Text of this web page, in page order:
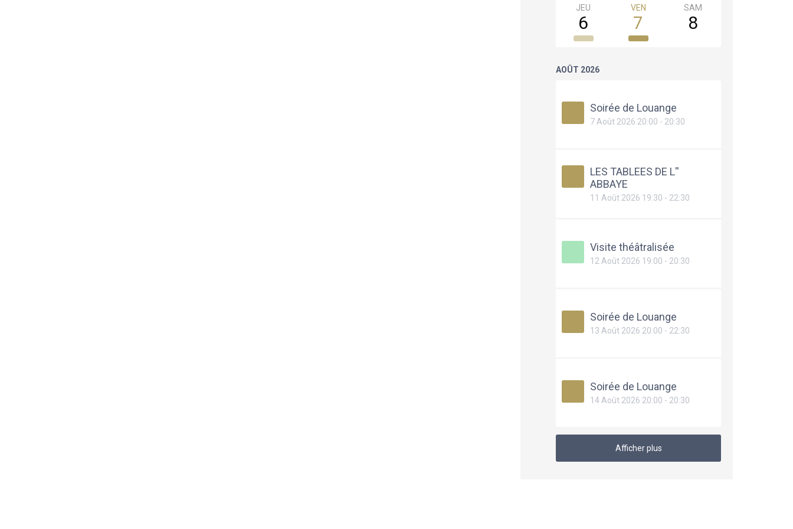
JEU
6
VEN
7
SAM
8
AOÛT 2026
Soirée de Louange
7 Août 2026 20:00 - 20:30
LES TABLEES DE L''
ABBAYE
11 Août 2026 19:30 - 22:30
Visite théâtralisée
12 Août 2026 19:00 - 20:30
Soirée de Louange
13 Août 2026 20:00 - 22:30
Soirée de Louange
14 Août 2026 20:00 - 20:30
Afficher plus